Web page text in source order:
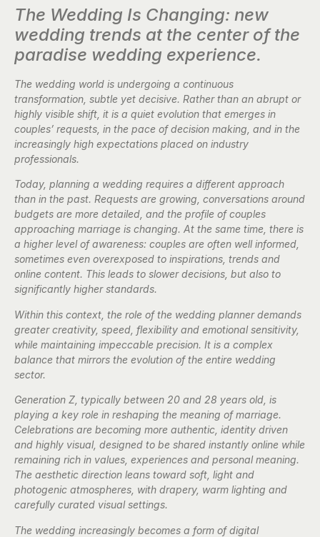
The Wedding Is Changing: new
wedding trends at the center of the
paradise wedding experience.
The wedding world is undergoing a continuous
transformation, subtle yet decisive. Rather than an abrupt or
highly visible shift, it is a quiet evolution that emerges in
couples’ requests, in the pace of decision making, and in the
increasingly high expectations placed on industry
professionals.
Today, planning a wedding requires a different approach
than in the past. Requests are growing, conversations around
budgets are more detailed, and the profile of couples
approaching marriage is changing. At the same time, there is
a higher level of awareness: couples are often well informed,
sometimes even overexposed to inspirations, trends and
online content. This leads to slower decisions, but also to
significantly higher standards.
Within this context, the role of the wedding planner demands
greater creativity, speed, flexibility and emotional sensitivity,
while maintaining impeccable precision. It is a complex
balance that mirrors the evolution of the entire wedding
sector.
Generation Z, typically between 20 and 28 years old, is
playing a key role in reshaping the meaning of marriage.
Celebrations are becoming more authentic, identity driven
and highly visual, designed to be shared instantly online while
remaining rich in values, experiences and personal meaning.
The aesthetic direction leans toward soft, light and
photogenic atmospheres, with drapery, warm lighting and
carefully curated visual settings.
The wedding increasingly becomes a form of digital